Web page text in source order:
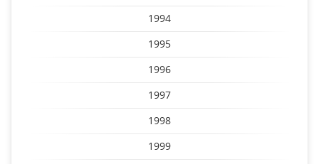
1994
1995
1996
1997
1998
1999